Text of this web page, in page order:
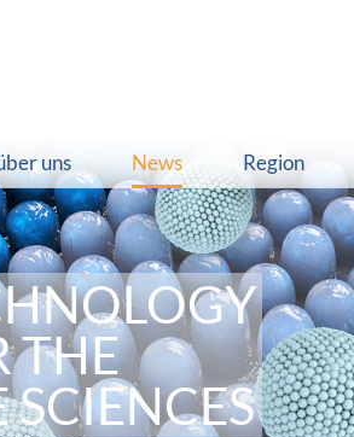
uns News Region
THE
SCIENCES
THE
SCIENCES